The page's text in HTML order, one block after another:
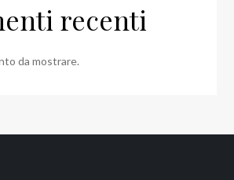
recenti
da mostrare.